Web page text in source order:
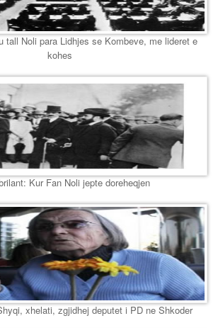
tall Noli para Lidhjes se Kombeve, me lideret e
kohes
Kur Fan Noli jepte doreheqjen
xhelati, zgjidhej deputet i PD ne Shkoder